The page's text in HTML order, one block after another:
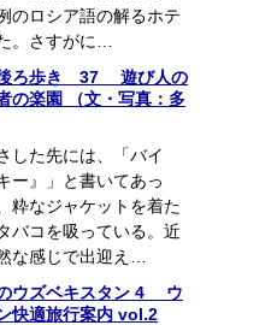
のロシア語の解るホテ
。さすがに…
後ろ歩き 37 遊び人の
の楽園 （文・写真：多
した先には、「バイ
ー』」と書いてあっ
粋なジャケットを着た
バコを吸っている。近
な感じで出迎え…
ウズベキスタン 4 ウ
快適旅行案内 vol.2